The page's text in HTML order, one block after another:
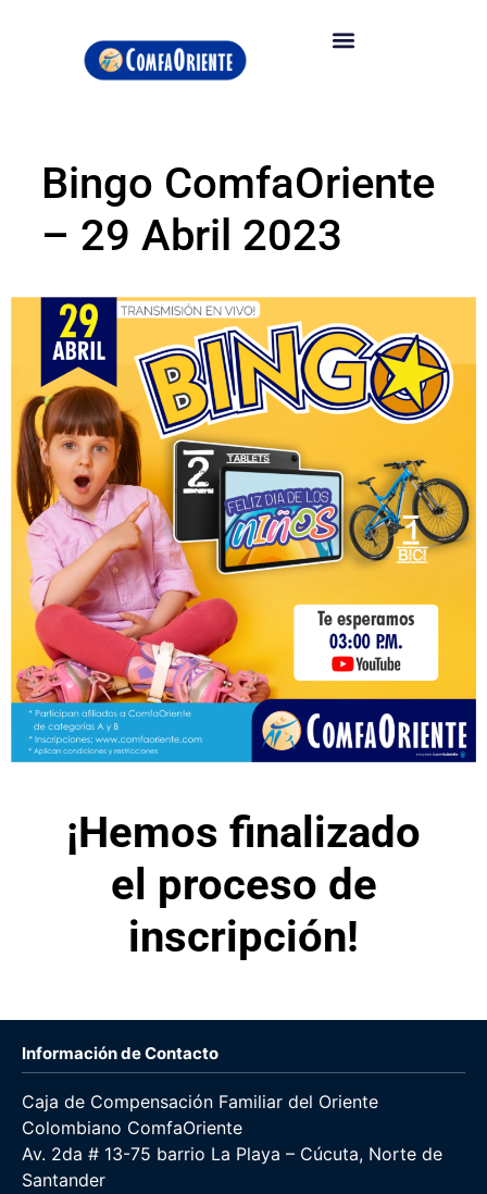
Bingo ComfaOriente
– 29 Abril 2023
¡Hemos finalizado
el proceso de
inscripción!
Información de Contacto
Caja de Compensación Familiar del Oriente
Colombiano ComfaOriente
Av. 2da # 13-75 barrio La Playa – Cúcuta, Norte de
Santander